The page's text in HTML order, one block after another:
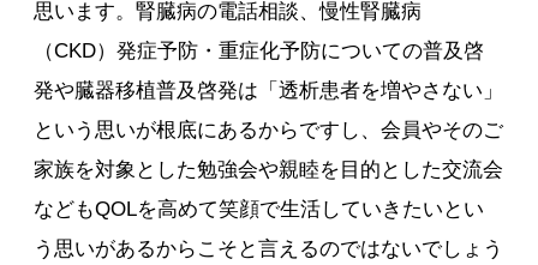
思います。腎臓病の電話相談、慢性腎臓病
（CKD）発症予防・重症化予防についての普及啓
発や臓器移植普及啓発は「透析患者を増やさない」
という思いが根底にあるからですし、会員やそのご
家族を対象とした勉強会や親睦を目的とした交流会
などもQOLを高めて笑顔で生活していきたいとい
う思いがあるからこそと言えるのではないでしょう